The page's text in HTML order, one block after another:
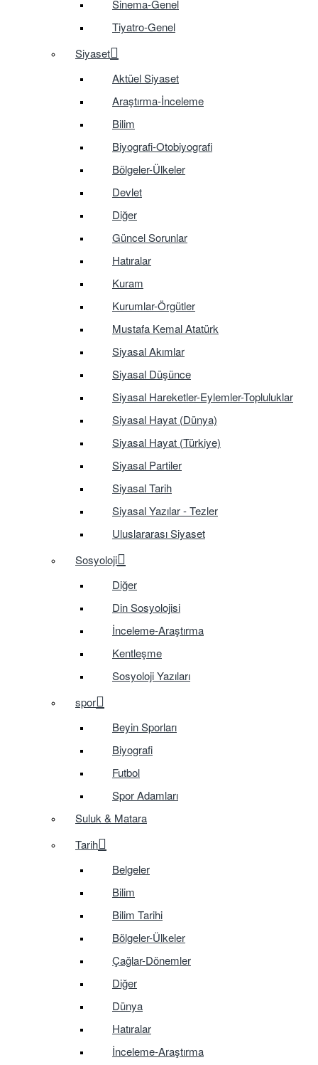
Sinema-Genel
Tiyatro-Genel
Siyaset
Aktüel Siyaset
Araştırma-İnceleme
Bilim
Biyografi-Otobiyografi
Bölgeler-Ülkeler
Devlet
Diğer
Güncel Sorunlar
Hatıralar
Kuram
Kurumlar-Örgütler
Mustafa Kemal Atatürk
Siyasal Akımlar
Siyasal Düşünce
Siyasal Hareketler-Eylemler-Topluluklar
Siyasal Hayat (Dünya)
Siyasal Hayat (Türkiye)
Siyasal Partiler
Siyasal Tarih
Siyasal Yazılar - Tezler
Uluslararası Siyaset
Sosyoloji
Diğer
Din Sosyolojisi
İnceleme-Araştırma
Kentleşme
Sosyoloji Yazıları
spor
Beyin Sporları
Biyografi
Futbol
Spor Adamları
Suluk & Matara
Tarih
Belgeler
Bilim
Bilim Tarihi
Bölgeler-Ülkeler
Çağlar-Dönemler
Diğer
Dünya
Hatıralar
İnceleme-Araştırma